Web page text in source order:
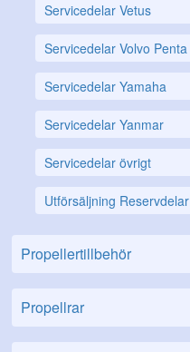
Servicedelar Vetus
Servicedelar Volvo Penta
Servicedelar Yamaha
Servicedelar Yanmar
Servicedelar övrigt
Utförsäljning Reservdelar
Propellertillbehör
Propellrar